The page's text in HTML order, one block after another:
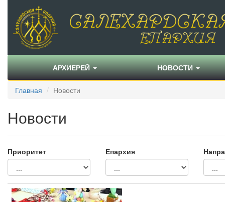
АРХИЕРЕЙ НОВОСТИ
Главная Новости
Новости
Приоритет Епархия